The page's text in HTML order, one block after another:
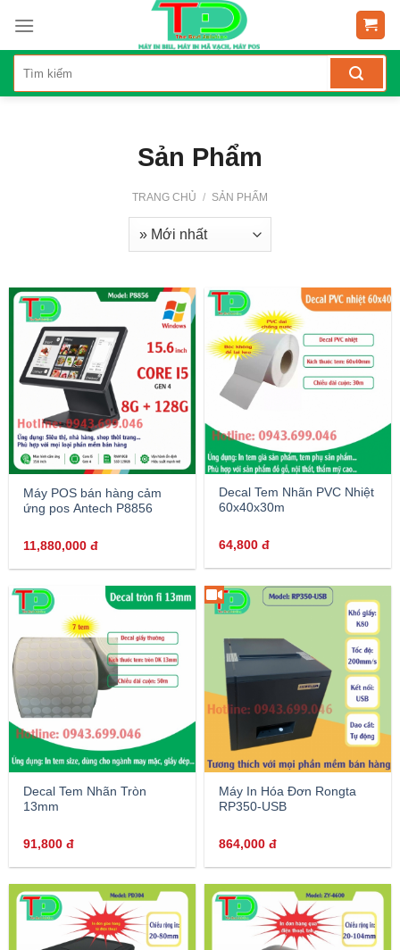
content
Sản Phẩm
TRANG CHỦ / SẢN PHẨM
Máy POS bán hàng cảm
ứng pos Antech P8856
11,880,000đ
Decal Tem Nhãn PVC Nhiệt
60x40x30m
64,800đ
Decal Tem Nhãn Tròn
13mm
91,800đ
Máy In Hóa Đơn Rongta
RP350-USB
864,000đ